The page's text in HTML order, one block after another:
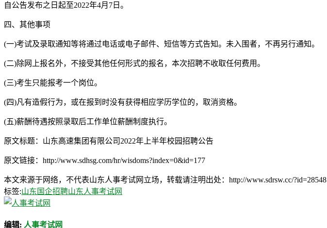
自公告发布之日起至2022年4月7日。
四、其他事项
(一)考试及录取通知等将通过电话或电子邮件、短信等方式告知。未入围者，不再另行通知。
(二)除网上报名外，不接受其他任何形式的报名，本次招聘不收取任何费用。
(三)考生只能报考一个岗位。
(四)凡有造假行为，或在报到时没有获得相应学历学位的，取消资格。
(五)薪酬待遇按照录取后工作单位薪酬制度执行。
原文标题：山东高速集团有限公司2022年上半年校园招聘公告
原文链接：http://www.sdhsg.com/hr/wisdoms?index=0&id=177
本文来源于网络，不代表山东人事考试网立场，转载请注明出处：http://www.sdrsw.cc/?id=28548
标签:山东国企招聘山东人事考试网
编辑: 人事考试网